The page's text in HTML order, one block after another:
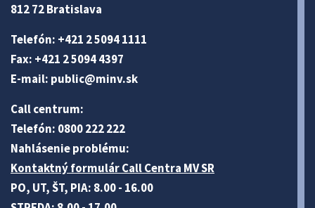
812 72 Bratislava
Telefón: +421 2 5094 1111
Fax: +421 2 5094 4397
E-mail: public@minv.sk
Call centrum:
Telefón: 0800 222 222
Nahlásenie problému:
Kontaktný formulár Call Centra MV SR
PO, UT, ŠT, PIA: 8.00 - 16.00